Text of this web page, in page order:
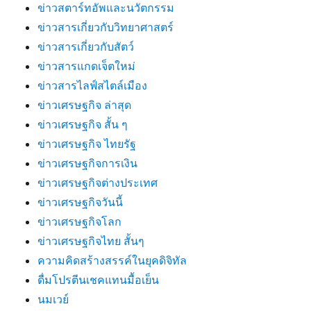
ข่าวสตาร์ทอัพและนวัตกรรม
ข่าวสารเกี่ยวกับวิทยาศาสตร์
ข่าวสารเกี่ยวกับสัตว์
ข่าวสารแกดเจ็ตใหม่
ข่าวสารไลฟ์สไตล์เมือง
ข่าวเศรษฐกิจ ล่าสุด
ข่าวเศรษฐกิจ สั้น ๆ
ข่าวเศรษฐกิจ ไทยรัฐ
ข่าวเศรษฐกิจการเงิน
ข่าวเศรษฐกิจต่างประเทศ
ข่าวเศรษฐกิจวันนี้
ข่าวเศรษฐกิจโลก
ข่าวเศรษฐกิจไทย สั้นๆ
ความคิดสร้างสรรค์ในยุคดิจิทัล
ดื่มโปรตีนเชคแทนมื้อเย็น
นมเวย์